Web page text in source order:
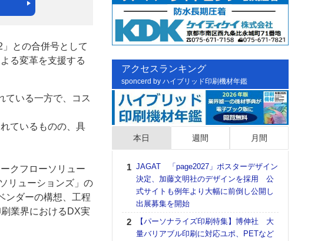
との合併号として
る変革を支援する
ている一方で、コス
ているものの、具
クフローソリュー
リューションズ」の
ンダーの構想、工程
業界におけるDX実
アクセスランキング
sponcerd by ハイブリッド印刷機材年鑑
本日 週間 月間
JAGAT 「page2027」ポスターデザイン
決定、加藤文明社のデザインを採用 公
式サイトも例年より大幅に前倒し公開し
出展募集を開始
【パーソナライズ印刷特集】博伸社 大
量バリアブル印刷に対応ユポ、PETなど